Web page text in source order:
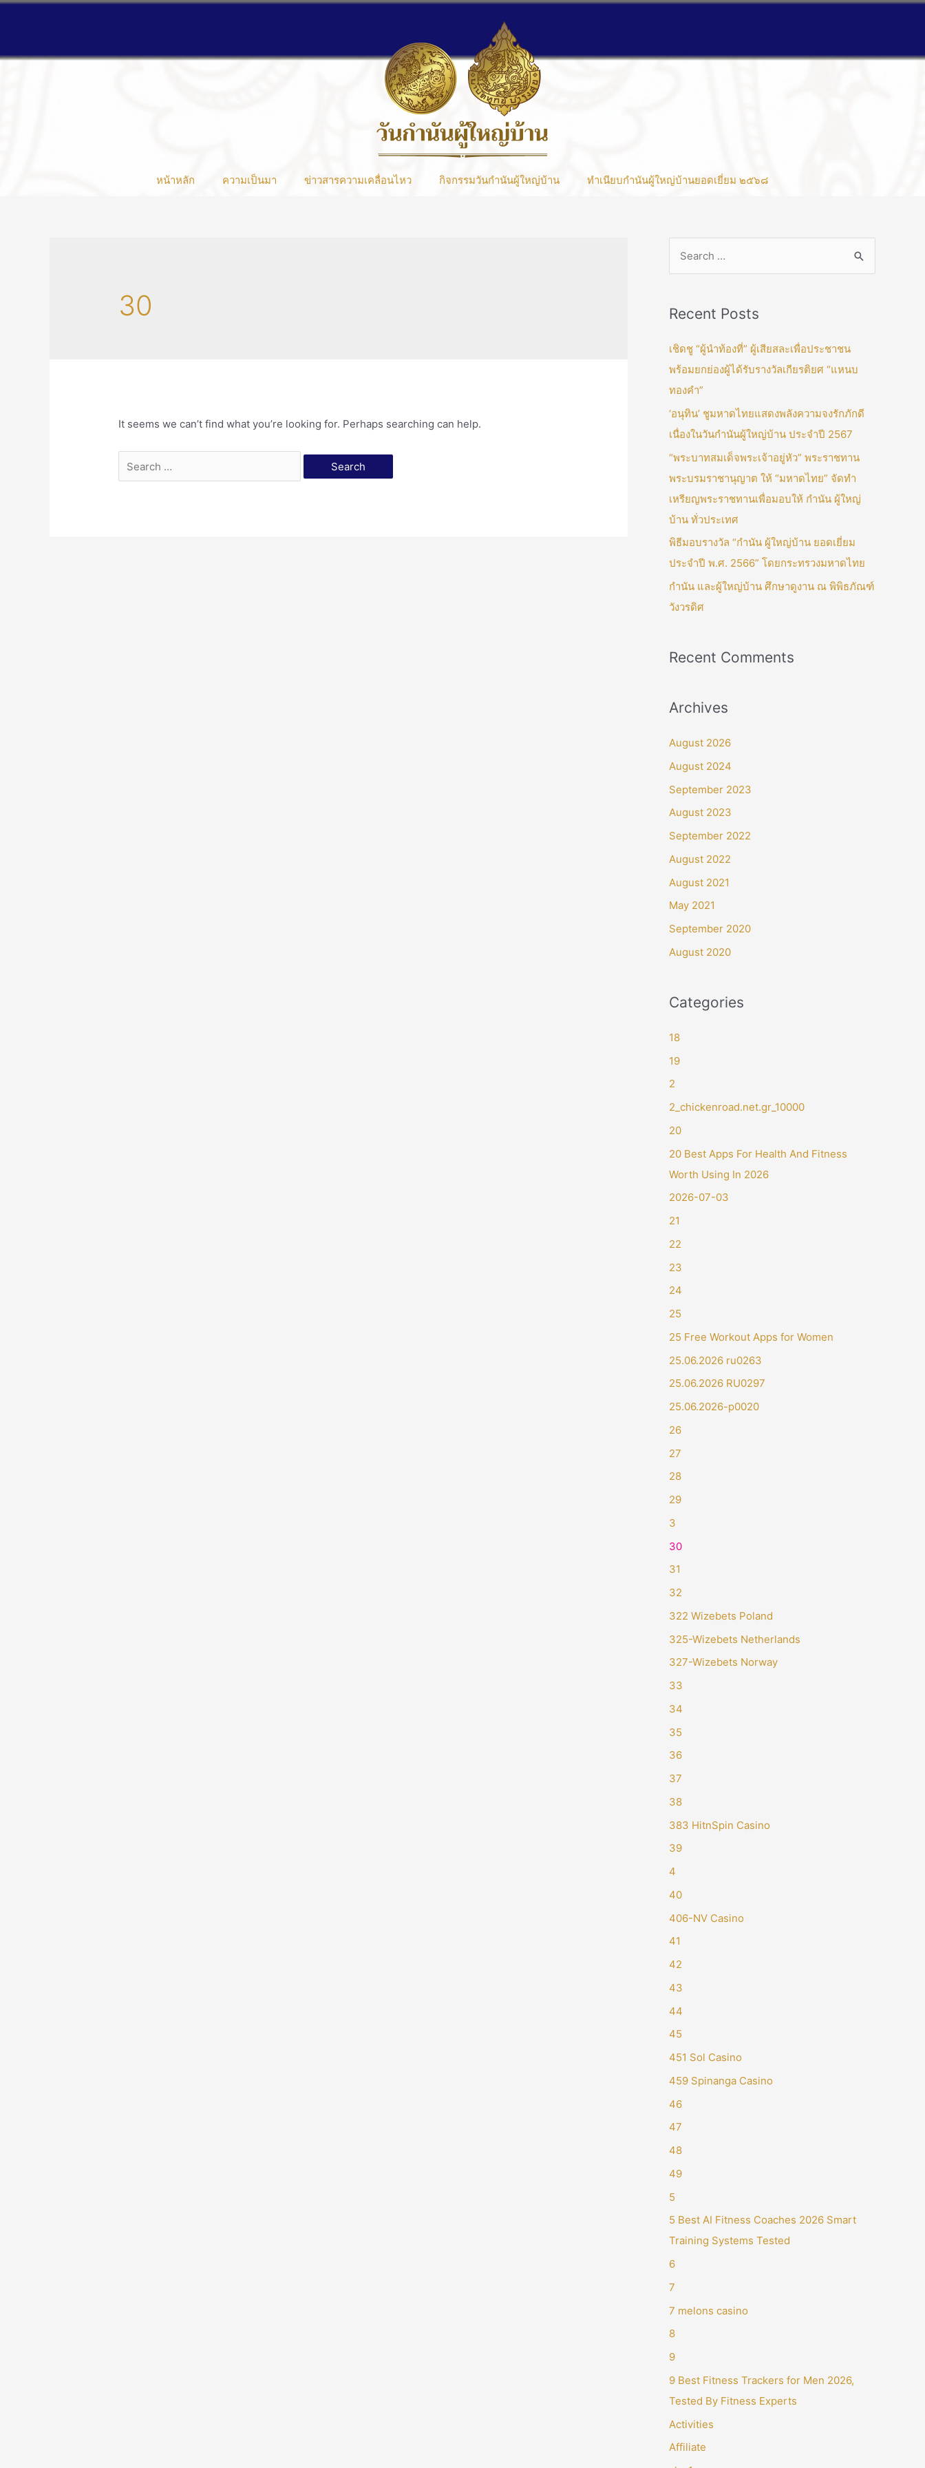
หน้าหลัก ความเป็นมา ข่าวสารความเคลื่อนไหว กิจกรรมวันกำนันผู้ใหญ่บ้าน ทำเนียบกำนันผู้ใหญ่บ้านยอดเยี่ยม ๒๕๖๘
30
It seems we can’t find what you’re looking for. Perhaps searching can help.
Recent Posts
เชิดชู “ผู้นำท้องที่” ผู้เสียสละเพื่อประชาชน
พร้อมยกย่องผู้ได้รับรางวัลเกียรติยศ “แหนบ
ทองคำ”
‘อนุทิน’ ชูมหาดไทยแสดงพลังความจงรักภักดี
เนื่องในวันกำนันผู้ใหญ่บ้าน ประจำปี 2567
“พระบาทสมเด็จพระเจ้าอยู่หัว” พระราชทาน
พระบรมราชานุญาต ให้ “มหาดไทย” จัดทำ
เหรียญพระราชทานเพื่อมอบให้ กำนัน ผู้ใหญ่
บ้าน ทั่วประเทศ
พิธีมอบรางวัล “กำนัน ผู้ใหญ่บ้าน ยอดเยี่ยม
ประจำปี พ.ศ. 2566” โดยกระทรวงมหาดไทย
กำนัน และผู้ใหญ่บ้าน ศึกษาดูงาน ณ พิพิธภัณฑ์
วังวรดิศ
Recent Comments
Archives
August 2026
August 2024
September 2023
August 2023
September 2022
August 2022
August 2021
May 2021
September 2020
August 2020
Categories
18
19
2
2_chickenroad.net.gr_10000
20
20 Best Apps For Health And Fitness
Worth Using In 2026
2026-07-03
21
22
23
24
25
25 Free Workout Apps for Women
25.06.2026 ru0263
25.06.2026 RU0297
25.06.2026-p0020
26
27
28
29
3
30
31
32
322 Wizebets Poland
325-Wizebets Netherlands
327-Wizebets Norway
33
34
35
36
37
38
383 HitnSpin Casino
39
4
40
406-NV Casino
41
42
43
44
45
451 Sol Casino
459 Spinanga Casino
46
47
48
49
5
5 Best AI Fitness Coaches 2026 Smart
Training Systems Tested
6
7
7 melons casino
8
9
9 Best Fitness Trackers for Men 2026,
Tested By Fitness Experts
Activities
Affiliate